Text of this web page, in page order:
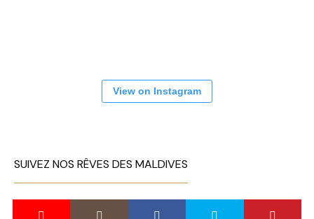
View on Instagram
SUIVEZ NOS RÊVES DES MALDIVES